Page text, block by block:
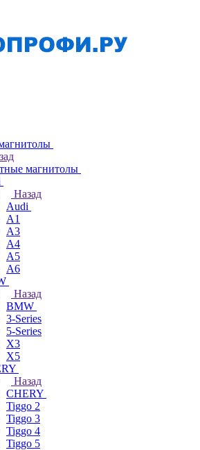
магнитолы
Назад
Audi
A1
A3
A4
A5
A6
Назад
BMW
3-Series
5-Series
X3
X5
Назад
CHERY
Tiggo 2
Tiggo 3
Tiggo 4
Tiggo 5